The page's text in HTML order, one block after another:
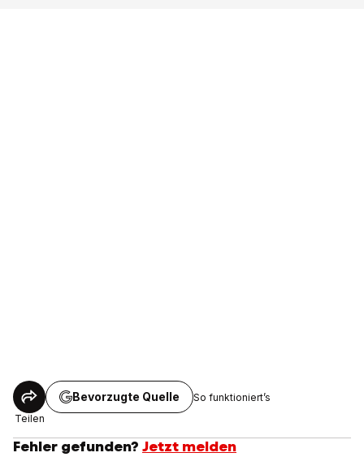
Teilen
Bevorzugte Quelle So funktioniert’s
Fehler gefunden? Jetzt melden